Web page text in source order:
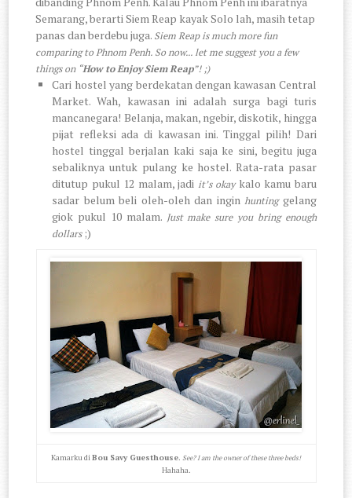
Semarang, berarti Siem Reap kayak Solo lah, masih tetap
panas dan berdebu juga. Siem Reap is much more fun
comparing to Phnom Penh. So now... let me suggest you a few
things on “How to Enjoy Siem Reap”! ;)
Cari hostel yang berdekatan dengan kawasan Central
Market. Wah, kawasan ini adalah surga bagi turis
mancanegara! Belanja, makan, ngebir, diskotik, hingga
pijat refleksi ada di kawasan ini. Tinggal pilih! Dari
hostel tinggal berjalan kaki saja ke sini, begitu juga
sebaliknya untuk pulang ke hostel. Rata-rata pasar
ditutup pukul 12 malam, jadi it’s okay kalo kamu baru
sadar belum beli oleh-oleh dan inginhunting gelang
giok pukul 10 malam. Just make sure you bring enough
dollars;)
Kamarku diBou Savy Guesthouse. See? I am the owner of these three beds!
Hahaha.